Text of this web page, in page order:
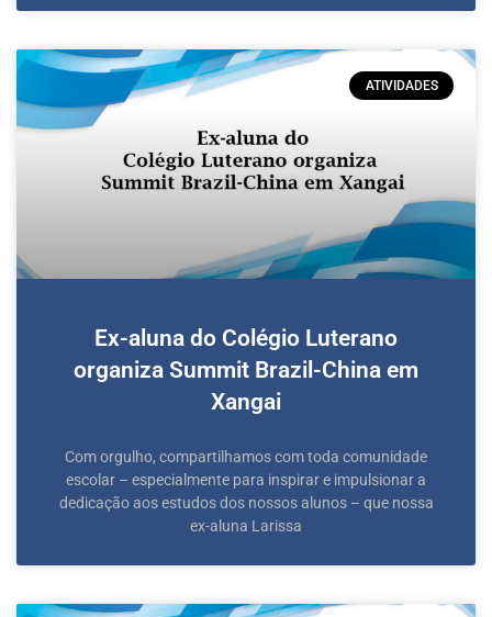
ATIVIDADES
Ex-aluna do Colégio Luterano
organiza Summit Brazil-China em
Xangai
Com orgulho, compartilhamos com toda comunidade
escolar – especialmente para inspirar e impulsionar a
dedicação aos estudos dos nossos alunos – que nossa
ex-aluna Larissa